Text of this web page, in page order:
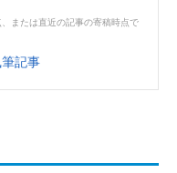
または直近の記事の寄稿時点で
記事